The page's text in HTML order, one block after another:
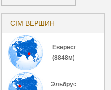
СІМ ВЕРШИН
Еверест
(8848м)
Эльбрус